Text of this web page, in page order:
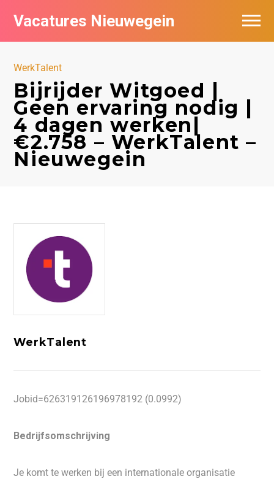
Vacatures Nieuwegein
WerkTalent
Bijrijder Witgoed |
Geen ervaring nodig |
4 dagen werken|
€2.758 – WerkTalent –
Nieuwegein
WerkTalent
Jobid=626319126196978192 (0.0992)
Bedrijfsomschrijving
Je komt te werken bij een internationale organisatie
Vacatures per bedrijf in Nieuwegein